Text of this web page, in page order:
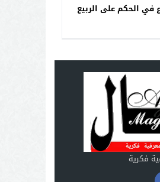
الحكم على الربيع
فكرية